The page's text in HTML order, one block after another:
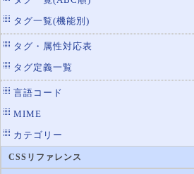
タグ一覧(機能別)
タグ・属性対応表
タグ定義一覧
言語コード
MIME
カテゴリー
CSSリファレンス